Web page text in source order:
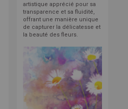
artistique apprécié pour sa
transparence et sa fluidité,
offrant une manière unique
de capturer la délicatesse et
la beauté des fleurs.